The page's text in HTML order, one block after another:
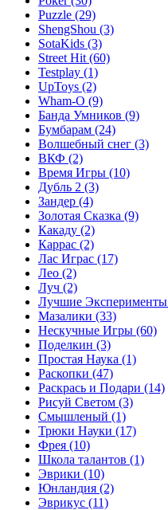
Puzzle (29)
ShengShou (3)
SotaKids (3)
Street Hit (60)
Testplay (1)
UpToys (2)
Wham-O (9)
Банда Умников (9)
Бумбарам (24)
Волшебный снег (3)
ВКФ (2)
Время Игры (10)
Дубль 2 (3)
Зандер (4)
Золотая Сказка (9)
Какаду (2)
Каррас (2)
Лас Играс (17)
Лео (2)
Луч (2)
Лучшие Эксперименты
Мазалики (33)
Нескучные Игры (60)
Поделкин (3)
Простая Наука (1)
Раскопки (47)
Раскрась и Подари (14)
Рисуй Светом (3)
Смышленый (1)
Трюки Науки (17)
Фрея (10)
Школа талантов (1)
Эврики (10)
Юнландия (2)
Эврикус (11)